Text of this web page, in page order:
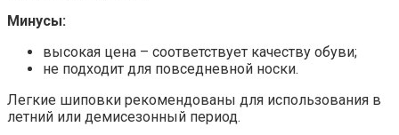
Минусы:
высокая цена – соответствует качеству обуви;
не подходит для повседневной носки.
Легкие шиповки рекомендованы для использования в
летний или демисезонный период.